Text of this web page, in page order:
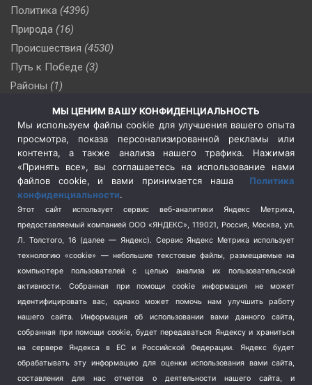
Политика (4396)
Природа (16)
Происшествия (4530)
Путь к Победе (3)
Районы (1)
(510)
Сельское хозяйство (3)
Социальная политика
(3)
Спецоперация в Украине
Спецоперация на Украине
(404)
Спорт (740)
Терроризм (1)
Транспорт (262)
Туризм (178)
Флот (76)
Школа и спорт (2)
Экология (8)
Экономика (1172)
МЫ ЦЕНИМ ВАШУ КОНФИДЕНЦИАЛЬНОСТЬ
Мы используем файлы cookie для улучшения вашего опыта
просмотра, показа персонализированной рекламы или
контента, а также анализа нашего трафика. Нажимая
«Принять все», вы соглашаетесь на использование нами
файлов cookie, и вами принимается наша Политика
конфиденциальности.
Этот сайт использует сервис веб-аналитики Яндекс Метрика,
предоставляемый компанией ООО «ЯНДЕКС», 119021, Россия, Москва, ул.
Л. Толстого, 16 (далее — Яндекс). Сервис Яндекс Метрика использует
технологию «cookie» — небольшие текстовые файлы, размещаемые на
компьютере пользователей с целью анализа их пользовательской
активности.
Собранная при помощи cookie информация не может
идентифицировать вас, однако может помочь нам улучшить работу
нашего сайта. Информация об использовании вами данного сайта,
собранная при помощи cookie, будет передаваться Яндексу и храниться
на сервере Яндекса в ЕС и Российской Федерации. Яндекс будет
обрабатывать эту информацию для оценки использования вами сайта,
составления для нас отчетов о деятельности нашего сайта, и